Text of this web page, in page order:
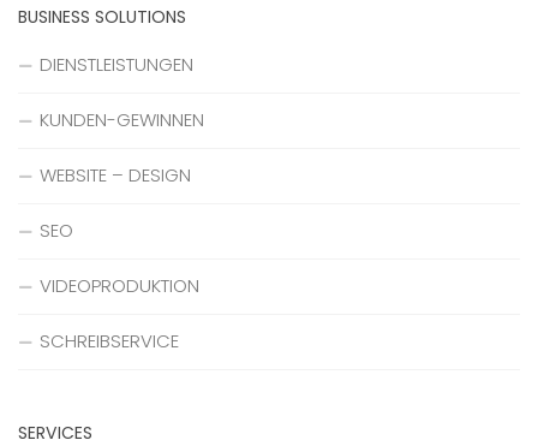
BUSINESS SOLUTIONS
DIENSTLEISTUNGEN
KUNDEN-GEWINNEN
WEBSITE – DESIGN
SEO
VIDEOPRODUKTION
SCHREIBSERVICE
SERVICES